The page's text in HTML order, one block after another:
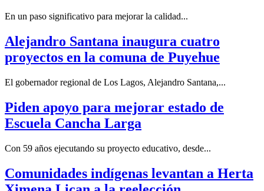
En un paso significativo para mejorar la calidad...
Alejandro Santana inaugura cuatro
proyectos en la comuna de Puyehue
El gobernador regional de Los Lagos, Alejandro Santana,...
Piden apoyo para mejorar estado de
Escuela Cancha Larga
Con 59 años ejecutando su proyecto educativo, desde...
Comunidades indígenas levantan a Herta